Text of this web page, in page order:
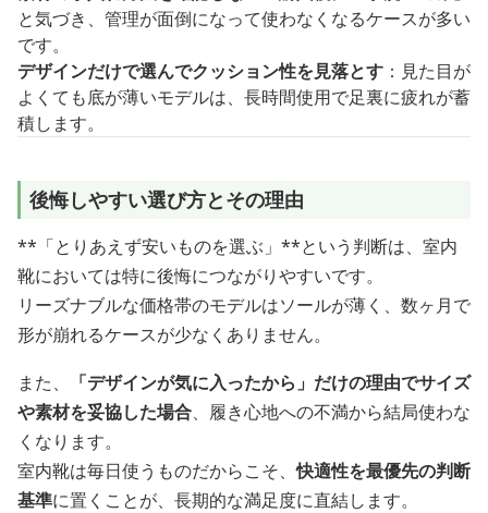
と気づき、管理が面倒になって使わなくなるケースが多い
です。
デザインだけで選んでクッション性を見落とす ：見た目が
よくても底が薄いモデルは、長時間使用で足裏に疲れが蓄
積します。
後悔しやすい選び方とその理由
**「とりあえず安いものを選ぶ」**という判断は、室内
靴においては特に後悔につながりやすいです。
リーズナブルな価格帯のモデルはソールが薄く、数ヶ月で
形が崩れるケースが少なくありません。
また、
「デザインが気に入ったから」だけの理由でサイズ
や素材を妥協した場合、履き心地への不満から結局使わな
くなります。
室内靴は毎日使うものだからこそ、快適性を最優先の判断
基準に置くことが、長期的な満足度に直結します。